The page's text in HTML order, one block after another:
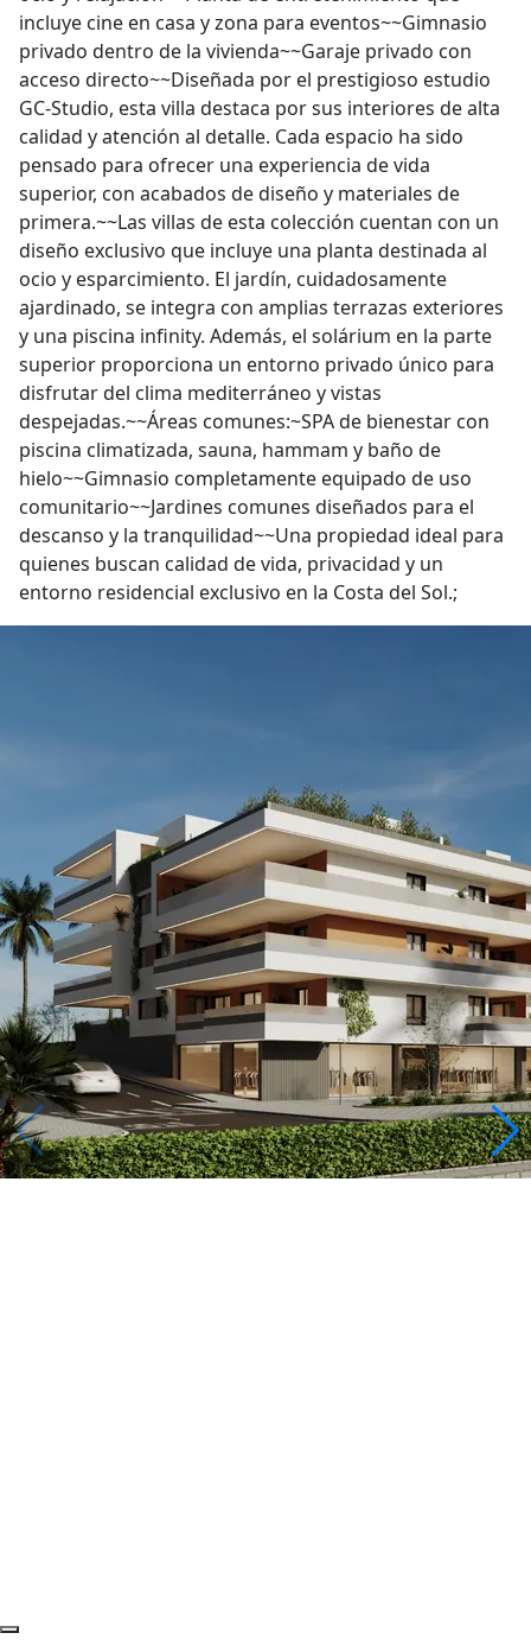
incluye cine en casa y zona para eventos~~Gimnasio
privado dentro de la vivienda~~Garaje privado con
acceso directo~~Diseñada por el prestigioso estudio
GC-Studio, esta villa destaca por sus interiores de alta
calidad y atención al detalle. Cada espacio ha sido
pensado para ofrecer una experiencia de vida
superior, con acabados de diseño y materiales de
primera.~~Las villas de esta colección cuentan con un
diseño exclusivo que incluye una planta destinada al
ocio y esparcimiento. El jardín, cuidadosamente
ajardinado, se integra con amplias terrazas exteriores
y una piscina infinity. Además, el solárium en la parte
superior proporciona un entorno privado único para
disfrutar del clima mediterráneo y vistas
despejadas.~~Áreas comunes:~SPA de bienestar con
piscina climatizada, sauna, hammam y baño de
hielo~~Gimnasio completamente equipado de uso
comunitario~~Jardines comunes diseñados para el
descanso y la tranquilidad~~Una propiedad ideal para
quienes buscan calidad de vida, privacidad y un
entorno residencial exclusivo en la Costa del Sol.;